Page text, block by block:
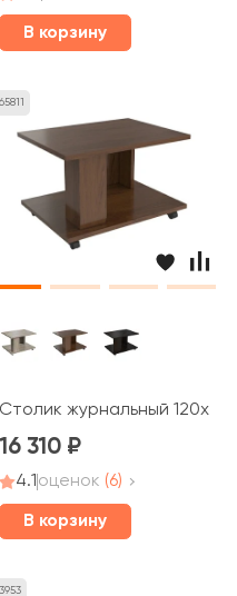
В корзину
Blackwood, Belfast
65811
Столик журнальный
16 310
4.1 оценок (6)
В корзину
3953